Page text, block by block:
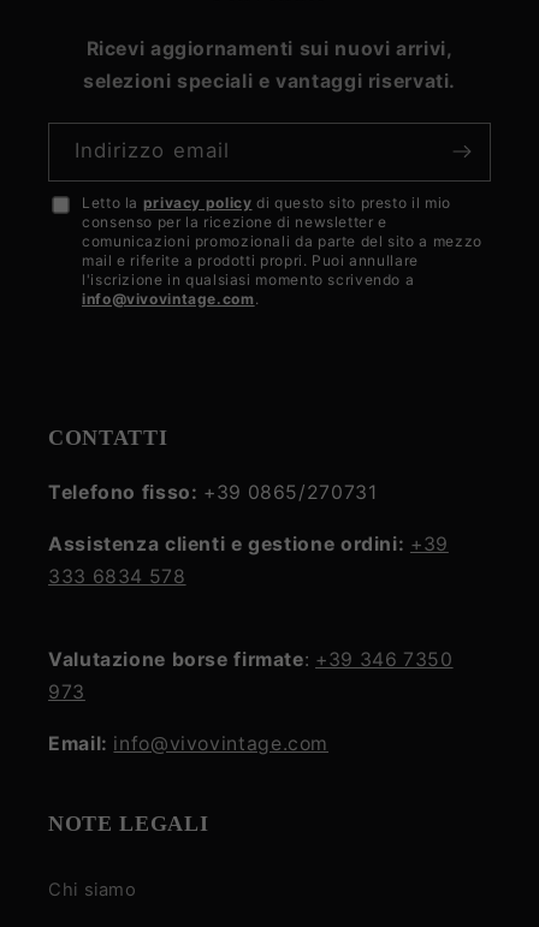
Ricevi aggiornamenti sui nuovi arrivi,
selezioni speciali e vantaggi riservati.
Indirizzo email
Accetto
privacy
policy
Letto la privacy policy di questo sito presto il mio
consenso per la ricezione di newsletter e
comunicazioni promozionali da parte del sito a mezzo
mail e riferite a prodotti propri. Puoi annullare
l'iscrizione in qualsiasi momento scrivendo a
info@vivovintage.com .
CONTATTI
Telefono fisso: +39 0865/270731
Assistenza clienti e gestione ordini: +39
333 6834 578
Valutazione borse firmate: +39 346 7350
973
Email: info@vivovintage.com
NOTE LEGALI
Chi siamo